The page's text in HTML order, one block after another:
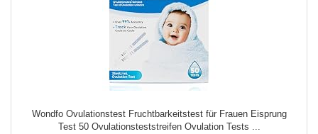
Wondfo Ovulationstest Fruchtbarkeitstest für Frauen Eisprung
Test 50 Ovulationsteststreifen Ovulation Tests ...